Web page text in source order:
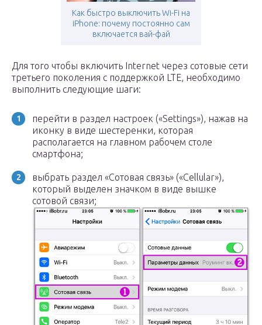
Как быстро выключить Wi-Fi на
iPhone: почему постоянно сам
включается вай-фай
Для того чтобы включить Internet через сотовые сети
третьего поколения с поддержкой LTE, необходимо
выполнить следующие шаги:
перейти в раздел настроек («Settings»), нажав на
иконку в виде шестеренки, которая
располагается на главном рабочем столе
смартфона;
выбрать раздел «Сотовая связь» («Cellular»),
который выделен значком в виде вышке
сотовой связи;